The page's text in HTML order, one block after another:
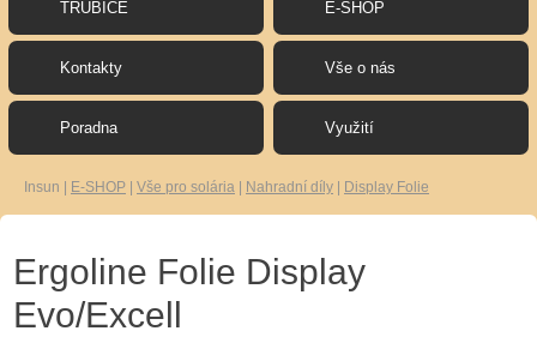
TRUBICE E-SHOP
Kontakty Vše o nás
Poradna Využití
Insun E-SHOP Vše pro solária Nahradní díly Display Folie
Ergoline Folie Display
Evo/Excell